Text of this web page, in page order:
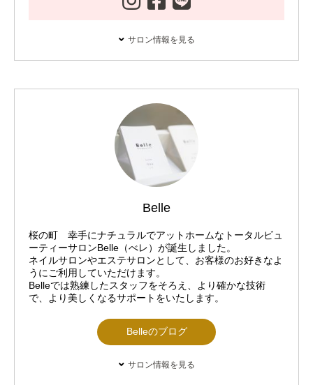
サロン情報を見る
Belle
桜の町 幸手にナチュラルでアットホームなトータルビュ
ーティーサロンBelle（べレ）が誕生しました。
ネイルサロンやエステサロンとして、お客様のお好きなよ
うにご利用していただけます。
Belleでは熟練したスタッフをそろえ、より確かな技術
で、より美しくなるサポートをいたします。
Belleのブログ
サロン情報を見る